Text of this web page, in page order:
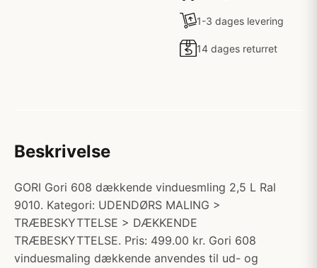
1-3 dages levering
14 dages returret
Beskrivelse
GORI Gori 608 dækkende vinduesmling 2,5 L Ral
9010. Kategori: UDENDØRS MALING >
TRÆBESKYTTELSE > DÆKKENDE
TRÆBESKYTTELSE. Pris: 499.00 kr. Gori 608
vinduesmaling dækkende anvendes til ud- og